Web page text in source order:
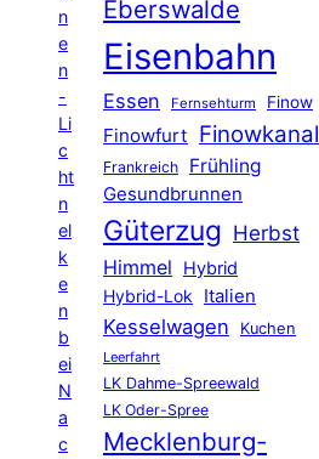
n
e
n
-
Li
c
ht
n
el
k
e
n
b
ei
N
a
c
Eberswalde
Eisenbahn
Essen Fernsehturm Finow
Finowfurt Finowkanal
Frankreich Frühling
Gesundbrunnen
Güterzug Herbst
Himmel
Hybrid
Hybrid-Lok Italien
Kesselwagen Kuchen
Leerfahrt
LK Dahme-Spreewald
LK Oder-Spree
Mecklenburg-